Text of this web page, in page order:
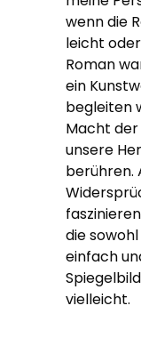
wenn die
leicht
Roman
ein
begleiten
Macht
unsere
berühren.
die
einfach
vielleicht.